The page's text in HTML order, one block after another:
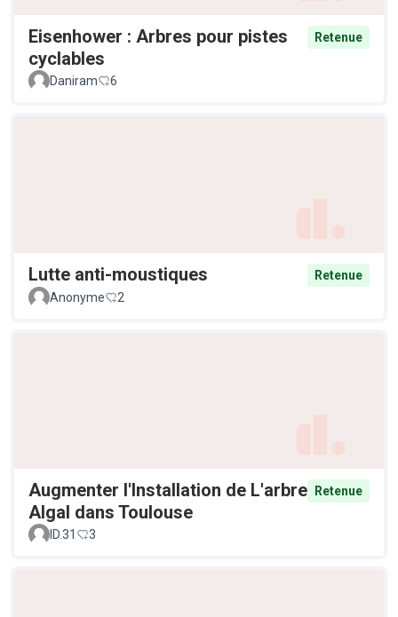
Eisenhower : Arbres pour pistes
cyclables
Retenue
Daniram 6
Lutte anti-moustiques
Retenue
Anonyme
2
Augmenter l'Installation de L'arbre
Algal dans Toulouse
Retenue
ID.31 3